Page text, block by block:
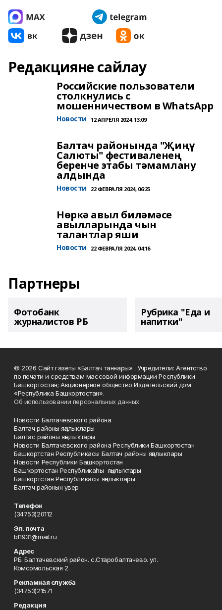
Редакцияне сайлау
Российские пользователи
столкнулись с
мошенничеством в WhatsApp
Новости 12 АПРЕЛЯ 2024, 13:09
Балтач районында "Җиңү
Салюты" фестиваленең
беренче этабы тәмамлану
алдында
Новости 22 ФЕВРАЛЯ 2024, 06:25
Нөркә авыл биләмәсе
авылларында чын
талантлар яши
Новости 22 ФЕВРАЛЯ 2024, 04:16
Партнеры
Фотобанк
журналистов РБ
Рубрика "Еда и
напитки"
© 2026 Сайт газеты «Балтач таннары» . Учредители: Агентство
по печати и средствам массовой информации Республики
Башкортостан; Акционерное общество Издательский дом
«Республика Башкортостан».
Об использовании персональных данных
Новости Балтачевского района
Балтач районы яңалыклары
Балтас районы яңылыҡтары
Новости Балтачевского района Республики Башкортостан
Башкортстан Республикасы Балтач районы яңалыклары
Новости Республики Башкортостан
Башҡортостан Республикаһы яңылыҡтары
Башкортстан Республикасы яңалыклары
Балтач районын увер
Телефон
(34753)20112
Эл. почта
bt1931@mail.ru
Адрес
РБ. Балтачевский район. с.Старобалтачево. ул.
Комсомольская 2.
Рекламная служба
(34753)21571
Редакция